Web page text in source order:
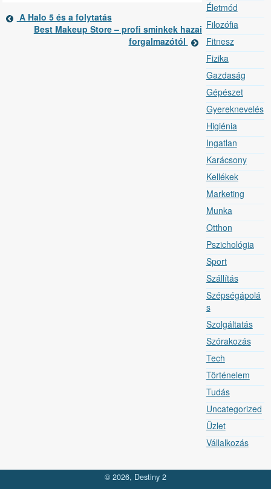
Bejegyzések
Előző
bejegyzés
A Halo 5 és a folytatás
Következő
Best Makeup Store – profi sminkek hazai
forgalmazótól
Életmód
Filozófia
Fitnesz
Fizika
Gazdaság
Gépészet
Gyereknevelés
Higiénia
Ingatlan
Karácsony
Kellékek
Marketing
Munka
Otthon
Pszichológia
Sport
Szállítás
Szépségápolá
s
Szolgáltatás
Szórakozás
Tech
Történelem
Tudás
Uncategorized
Üzlet
Vállalkozás
© 2026, Destiny 2